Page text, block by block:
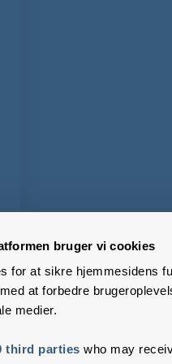
bruger vi cookies
for at sikre hjemmesidens
at forbedre
medier.
third parties who may